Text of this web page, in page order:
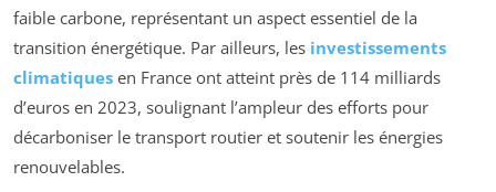
faible carbone, représentant un aspect essentiel de la
transition énergétique. Par ailleurs, les investissements
climatiques en France ont atteint près de 114 milliards
d’euros en 2023, soulignant l’ampleur des efforts pour
décarboniser le transport routier et soutenir les énergies
renouvelables.